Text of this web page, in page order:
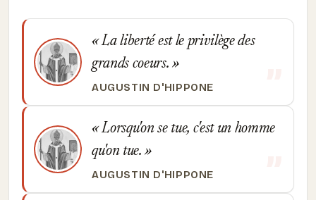
La liberté est le privilège des
grands coeurs.
AUGUSTIN D'HIPPONE
Lorsqu'on se tue, c'est un homme
qu'on tue.
AUGUSTIN D'HIPPONE